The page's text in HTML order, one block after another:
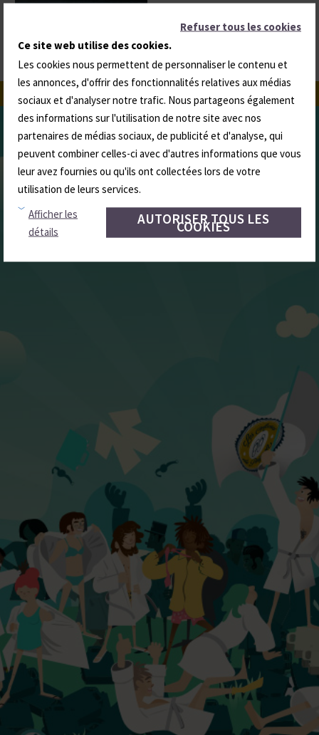
Refuser tous les cookies
Ce site web utilise des cookies.
Les cookies nous permettent de personnaliser le contenu et
les annonces, d'offrir des fonctionnalités relatives aux médias
sociaux et d'analyser notre trafic. Nous partageons également
des informations sur l'utilisation de notre site avec nos
partenaires de médias sociaux, de publicité et d'analyse, qui
peuvent combiner celles-ci avec d'autres informations que vous
leur avez fournies ou qu'ils ont collectées lors de votre
utilisation de leurs services.
AUTORISER TOUS LES
COOKIES
Afficher les
détails